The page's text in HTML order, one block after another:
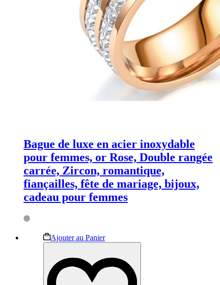
Bague de luxe en acier inoxydable
pour femmes, or Rose, Double rangée
carrée, Zircon, romantique,
fiançailles, fête de mariage, bijoux,
cadeau pour femmes
Ajouter au PanierCe
plusieurs
variations.